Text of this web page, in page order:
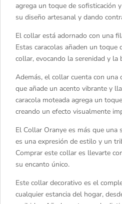
agrega un toque de sofisticación
su diseño artesanal y dando
El collar está adornado con una
Estas caracolas añaden un toque
collar, evocando la serenidad y la
Además, el collar cuenta con una
que añade un acento vibrante y
caracola moteada agrega un
creando un efecto visualmente
El Collar Oranye es más que una
es una expresión de estilo y un
Comprar este collar es llevarte
su encanto único.
Este collar decorativo es el
cualquier estancia del hogar,